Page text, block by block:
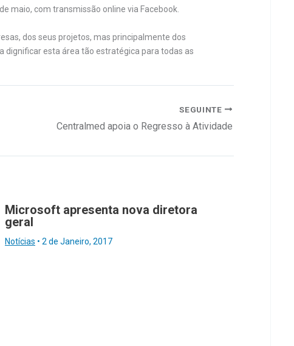
maio, com transmissão online via Facebook.
dos seus projetos, mas principalmente dos
dignificar esta área tão estratégica para todas as
SEGUINTE
Centralmed apoia o Regresso à Atividade
Microsoft apresenta nova diretora
geral
Notícias • 2 de Janeiro, 2017